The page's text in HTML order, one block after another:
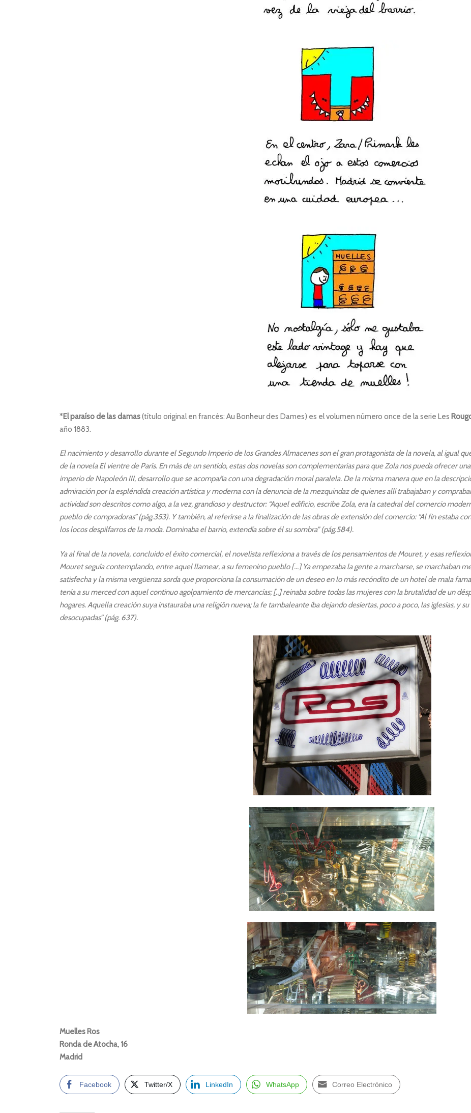
*El paraíso de las damas(título original en francés: Au Bonheur des Dames) es el volumen número once de la serie Les
año 1883.
El nacimiento y desarrollo durante el Segundo Imperio de los Grandes Almacenes son el gran protagonista de la novela, al igual
de la novela El vientre de París. En más de un sentido, estas dos novelas son complementarias para que Zola nos pueda ofrecer
imperio de Napoleón III, desarrollo que se acompaña con una degradación moral paralela. De la misma manera que en la
admiración por la espléndida creación artística y moderna con la denuncia de la mezquindaz de quienes allí trabajaban y
actividad son descritos como algo, a la vez, grandioso y destructor: “Aquel edificio, escribe Zola, era la catedral del comercio
pueblo de compradoras” (pág.353). Y también, al referirse a la finalización de las obras de extensión del comercio: “Al fin estaba
los locos despilfarros de la moda. Dominaba el barrio, extendía sobre él su sombra” (pág.584).
Ya al final de la novela, concluido el éxito comercial, el novelista reflexiona a través de los pensamientos de Mouret, y esas
Mouret seguía contemplando, entre aquel llamear, a su femenino pueblo […] Ya empezaba la gente a marcharse, se marchaban
satisfecha y la misma vergüenza sorda que proporciona la consumación de un deseo en lo más recóndito de un hotel de mala
tenía a su merced con aquel continuo agolpamiento de mercancías; [..] reinaba sobre todas las mujeres con la brutalidad de un
hogares. Aquella creación suya instauraba una religión nueva; la fe tambaleante iba dejando desiertas, poco a poco, las iglesias, y
desocupadas” (pág. 637).
Muelles Ros
Ronda de Atocha, 16
Madrid
Facebook Twitter/X LinkedIn WhatsApp Correo Electrónico